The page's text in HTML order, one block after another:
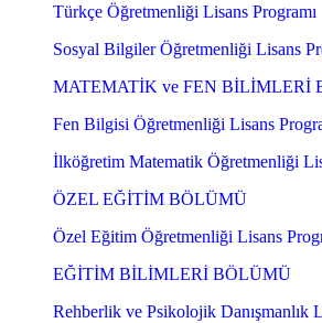
Türkçe Öğretmenliği Lisans Programı
Sosyal Bilgiler Öğretmenliği Lisans
MATEMATİK ve FEN BİLİMLERİ
Fen Bilgisi Öğretmenliği Lisans
İlköğretim Matematik Öğretmenliği
ÖZEL EĞİTİM BÖLÜMÜ
Özel Eğitim Öğretmenliği Lisans
EĞİTİM BİLİMLERİ BÖLÜMÜ
Rehberlik ve Psikolojik Danışmanlık